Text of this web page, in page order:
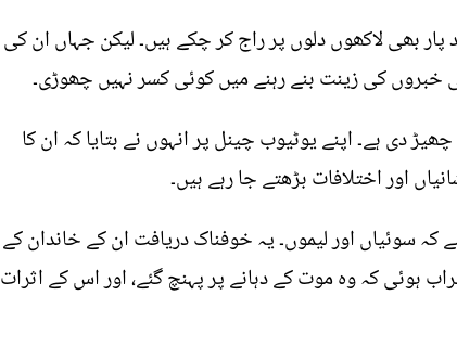
بھی لاکھوں دلوں پر راج کر چکے ہیں۔ لیکن جہاں ان کی
خبروں کی زینت بنے رہنے میں کوئی کسر نہیں چھوڑی۔
دی ہے۔ اپنے یوٹیوب چینل پر انہوں نے بتایا کہ ان کا
اور اختلافات بڑھتے جا رہے ہیں۔
سوئیاں اور لیموں۔ یہ خوفناک دریافت ان کے خاندان کے
ہوئی کہ وہ موت کے دہانے پر پہنچ گئے، اور اس کے اثرات